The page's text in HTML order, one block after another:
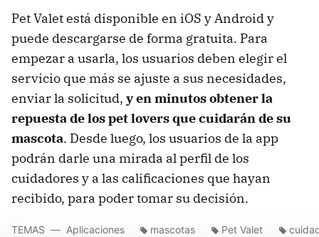
Pet Valet está disponible en iOS y Android y
puede descargarse de forma gratuita. Para
empezar a usarla, los usuarios deben elegir el
servicio que más se ajuste a sus necesidades,
enviar la solicitud, y en minutos obtener la
repuesta de los pet lovers que cuidarán de su
mascota. Desde luego, los usuarios de la app
podrán darle una mirada al perfil de los
cuidadores y a las calificaciones que hayan
recibido, para poder tomar su decisión.
TEMAS Aplicaciones mascotas Pet Valet